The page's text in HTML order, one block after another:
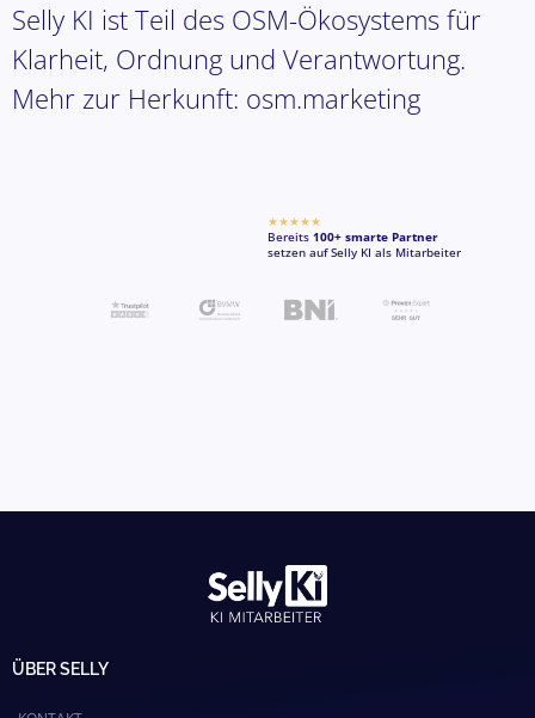
Selly KI ist Teil des OSM-Ökosystems für
Klarheit, Ordnung und Verantwortung.
Mehr zur Herkunft: osm.marketing
★★★★★
Bereits 100+ smarte Partner
setzen auf Selly KI als Mitarbeiter
ÜBER SELLY